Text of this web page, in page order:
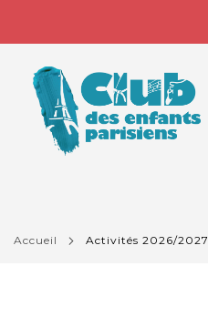
accueil activités 2026/2027